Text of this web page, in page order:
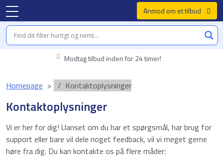
Anmod om et tilbud
Modtag tilbud inden for 24 timer!
Homepage Kontaktoplysninger
Kontaktoplysninger
Vi er her for dig! Uanset om du har et spørgsmål, har brug for
support eller bare vil dele noget feedback, vil vi meget gerne
høre fra dig. Du kan kontakte os på flere måder: